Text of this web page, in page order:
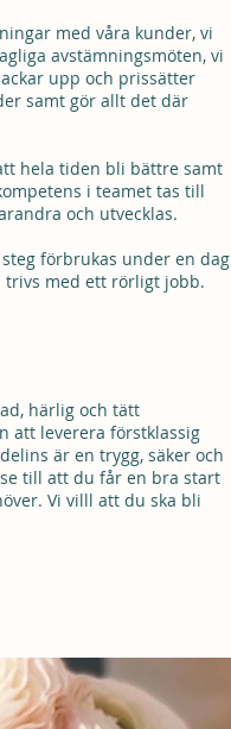
med våra kunder, vi
avstämningsmöten, vi
upp och prissätter
samt gör allt det där
hela tiden bli bättre samt
i teamet tas till
och utvecklas.
förbrukas under en dag
trivs med ett rörligt jobb.
härlig och tätt
att leverera förstklassig
är en trygg, säker och
till att du får en bra start
Vi villl att du ska bli